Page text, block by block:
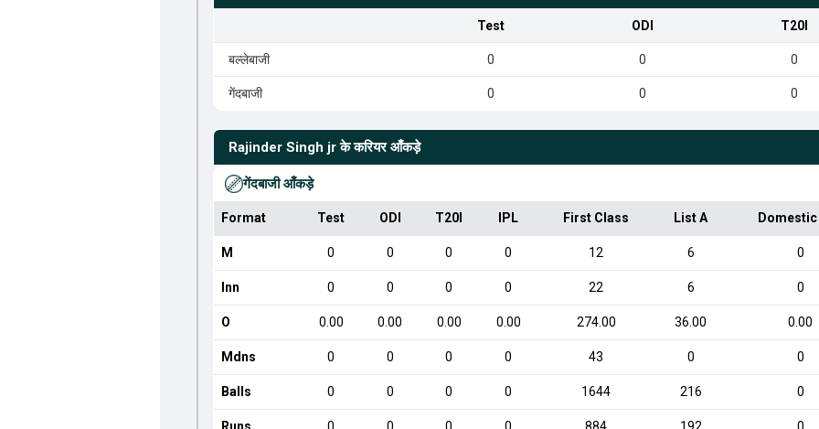
Test ODI T20I
बल्लेबाजी 0 0 0
गेंदबाजी 0 0 0
Rajinder Singh jr के करियर आँकड़े
गेंदबाजी आँकड़े
Format Test ODI T20I IPL First Class List A
M 0 0 0 0 12 6 0
Inn 0 0 0 0 22 6 0
O 0.00 0.00 0.00 0.00 274.00 36.00 0.00
Mdns 0 0 0 0 43 0 0
Balls 0 0 0 0 1644 216 0